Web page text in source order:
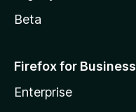
Beta
Firefox for Business
Enterprise